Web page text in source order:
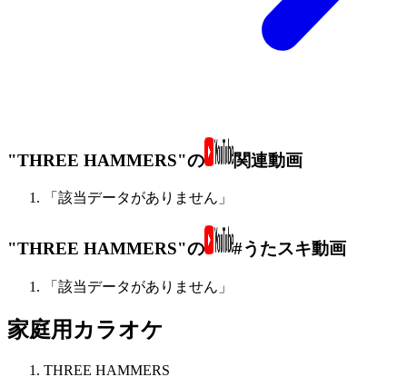
"THREE HAMMERS"の 関連動画
「該当データがありません」
"THREE HAMMERS"の #うたスキ動画
「該当データがありません」
家庭用カラオケ
THREE HAMMERS